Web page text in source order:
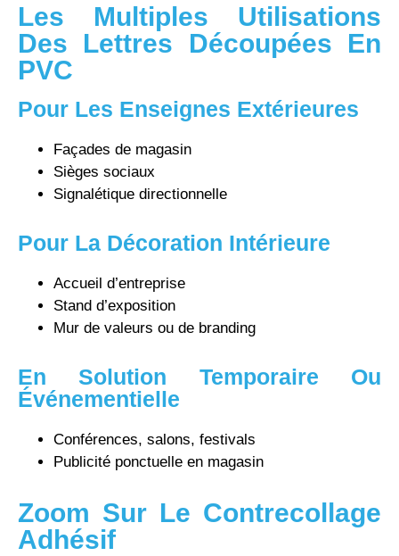
Les Multiples Utilisations
Des Lettres Découpées En
PVC
Pour Les Enseignes Extérieures
Façades de magasin
Sièges sociaux
Signalétique directionnelle
Pour La Décoration Intérieure
Accueil d’entreprise
Stand d’exposition
Mur de valeurs ou de branding
En Solution Temporaire Ou
Événementielle
Conférences, salons, festivals
Publicité ponctuelle en magasin
Zoom Sur Le Contrecollage
Adhésif